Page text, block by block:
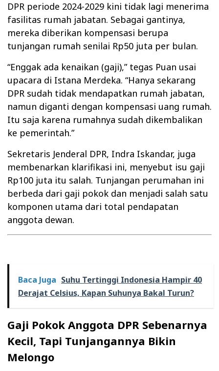
DPR periode 2024-2029 kini tidak lagi menerima
fasilitas rumah jabatan. Sebagai gantinya,
mereka diberikan kompensasi berupa
tunjangan rumah senilai Rp50 juta per bulan.
“Enggak ada kenaikan (gaji),” tegas Puan usai
upacara di Istana Merdeka. “Hanya sekarang
DPR sudah tidak mendapatkan rumah jabatan,
namun diganti dengan kompensasi uang rumah.
Itu saja karena rumahnya sudah dikembalikan
ke pemerintah.”
Sekretaris Jenderal DPR, Indra Iskandar, juga
membenarkan klarifikasi ini, menyebut isu gaji
Rp100 juta itu salah. Tunjangan perumahan ini
berbeda dari gaji pokok dan menjadi salah satu
komponen utama dari total pendapatan
anggota dewan.
Baca Juga Suhu Tertinggi Indonesia Hampir 40
Derajat Celsius, Kapan Suhunya Bakal Turun?
Gaji Pokok Anggota DPR Sebenarnya
Kecil, Tapi Tunjangannya Bikin
Melongo